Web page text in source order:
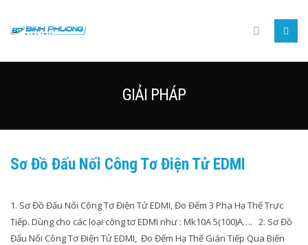
GIẢI PHÁP
Sơ Đồ Đấu Nối Công Tơ Điện Tử EDMI
1. Sơ Đồ Đấu Nối Công Tơ Điện Tử EDMI, Đo Đếm 3 Pha Hạ Thế Trực
Tiếp. Dùng cho các loại công tơ EDMI như : Mk10A 5(100)A…. 2. Sơ Đồ
Đấu Nối Công Tơ Điện Tử EDMI, Đo Đếm Hạ Thế Gián Tiếp Qua Biến